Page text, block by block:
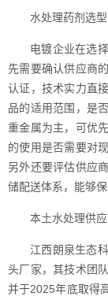
水处理药剂选
电镀企业在选
先需要确认供应商
认证，技术实力直
品的适用范围，是
重金属为主，可优
的使用是否需要对
另外还要评估供应
储配送体系，能够
本土水处理供
江西朗泉生态
头厂家，其技术团
并于2025年底取得